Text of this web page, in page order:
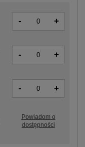
- +
- +
- +
Powiadom o
dostępności